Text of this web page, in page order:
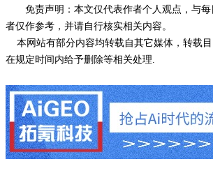
免责声明：本文仅代表作者个人观点，与
者仅作参考，并请自行核实相关内容。
本网站有部分内容均转载自其它媒体，转载
在规定时间内给予删除等相关处理.